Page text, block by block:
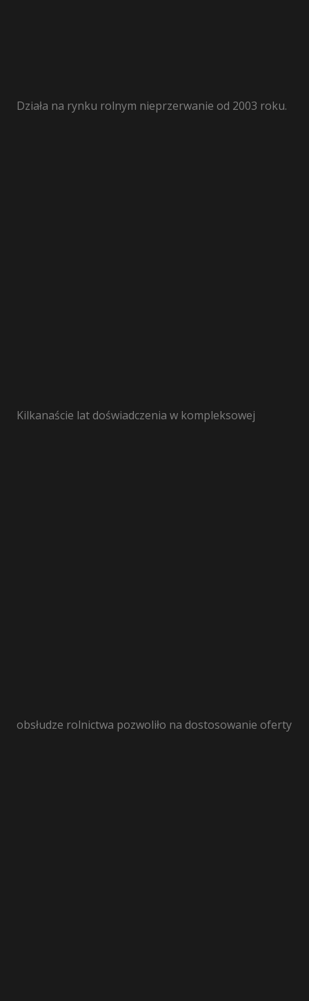
Działa na rynku rolnym nieprzerwanie od 2003 roku.
Kilkanaście lat doświadczenia w kompleksowej
obsłudze rolnictwa pozwoliło na dostosowanie oferty